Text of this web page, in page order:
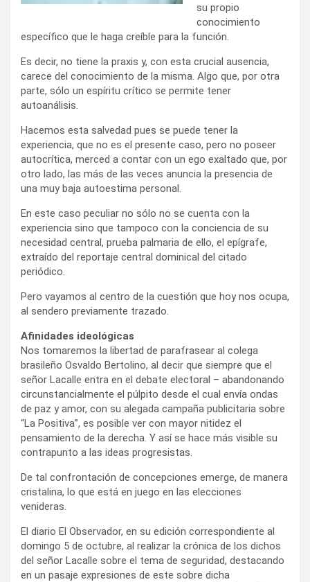
su propio
conocimiento
específico que le haga creíble para la función.
Es decir, no tiene la praxis y, con esta crucial ausencia,
carece del conocimiento de la misma. Algo que, por otra
parte, sólo un espíritu crítico se permite tener
autoanálisis.
Hacemos esta salvedad pues se puede tener la
experiencia, que no es el presente caso, pero no poseer
autocrítica, merced a contar con un ego exaltado que, por
otro lado, las más de las veces anuncia la presencia de
una muy baja autoestima personal.
En este caso peculiar no sólo no se cuenta con la
experiencia sino que tampoco con la conciencia de su
necesidad central, prueba palmaria de ello, el epígrafe,
extraído del reportaje central dominical del citado
periódico.
Pero vayamos al centro de la cuestión que hoy nos ocupa,
al sendero previamente trazado.
Afinidades ideológicas
Nos tomaremos la libertad de parafrasear al colega
brasileño Osvaldo Bertolino, al decir que siempre que el
señor Lacalle entra en el debate electoral – abandonando
circunstancialmente el púlpito desde el cual envía ondas
de paz y amor, con su alegada campaña publicitaria sobre
“La Positiva”, es posible ver con mayor nitidez el
pensamiento de la derecha. Y así se hace más visible su
contrapunto a las ideas progresistas.
De tal confrontación de concepciones emerge, de manera
cristalina, lo que está en juego en las elecciones
venideras.
El diario El Observador, en su edición correspondiente al
domingo 5 de octubre, al realizar la crónica de los dichos
del señor Lacalle sobre el tema de seguridad, destacando
en un pasaje expresiones de este sobre dicha